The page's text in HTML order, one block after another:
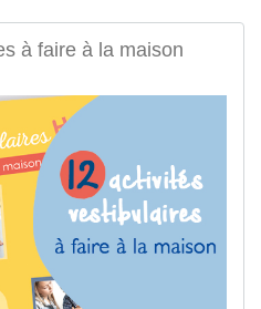
à faire à la maison